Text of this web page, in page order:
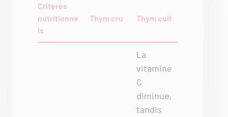
Critères
nutritionne
ls
Thym cru Thym cuit
La
vitamine
C
diminue,
tandis